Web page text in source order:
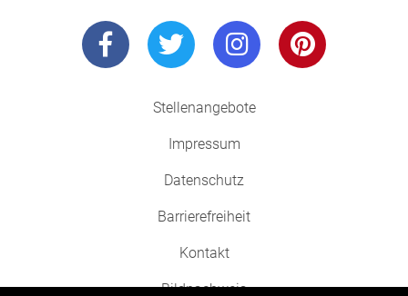
Stellenangebote
Impressum
Datenschutz
Barrierefreiheit
Kontakt
Bildnachweis